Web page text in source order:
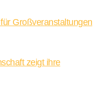
Großveranstaltungen
zeigt ihre